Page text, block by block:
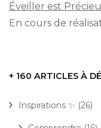
Éveiller est
En cours de
+ 160 ARTICLES À
Inspirations ✨ (26)